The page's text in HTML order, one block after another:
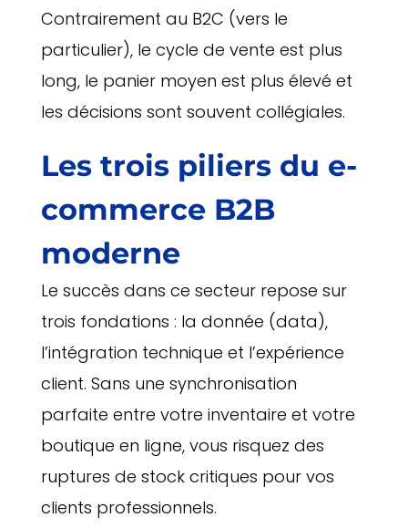
Contrairement au B2C (vers le
particulier), le cycle de vente est plus
long, le panier moyen est plus élevé et
les décisions sont souvent collégiales.
Les trois piliers du e-
commerce B2B
moderne
Le succès dans ce secteur repose sur
trois fondations : la donnée (data),
l’intégration technique et l’expérience
client. Sans une synchronisation
parfaite entre votre inventaire et votre
boutique en ligne, vous risquez des
ruptures de stock critiques pour vos
clients professionnels.